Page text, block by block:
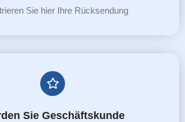
Sie hier Ihre Rücksendung
Sie Geschäftskunde